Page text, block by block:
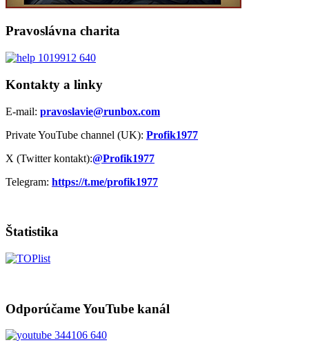
Pravoslávna charita
Kontakty a linky
E-mail: pravoslavie@runbox.com
Private YouTube channel (UK): Profik1977
X (Twitter kontakt):@Profik1977
Telegram: https://t.me/profik1977
Štatistika
Odporúčame YouTube kanál